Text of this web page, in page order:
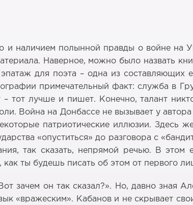
и наличием полынной правды о войне на
Наверное, можно было назвать
для поэта – одна из составляющих
примечательный факт: служба в
тот лучше и пишет. Конечно, талант
Война на Донбассе не вызывает у
патриотические иллюзии. Здесь
«опуститься» до разговора с
так сказать, непрямой речью. В этом
ты будешь писать об этом от первого
зачем он так сказал?». Но, давно зная
«вражеским». Кабанов и не скрывает